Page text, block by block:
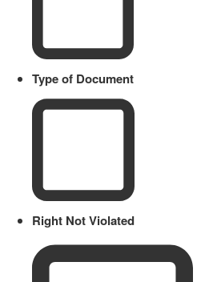
Type of Document
Right Not Violated